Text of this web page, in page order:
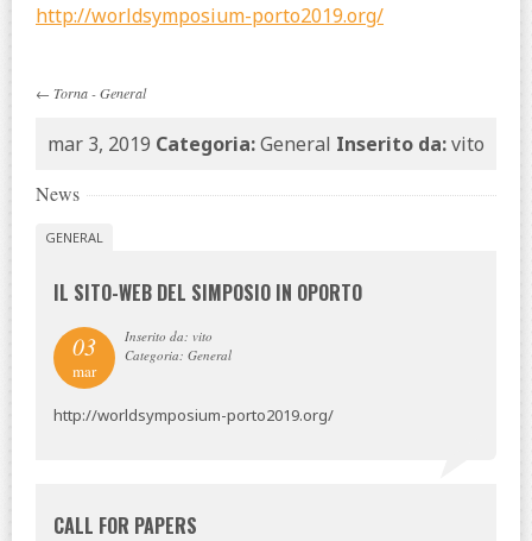
http://worldsymposium-porto2019.org/
← Torna-General
mar 3, 2019 Categoria:General Inserito da:vito
News
GENERAL
IL SITO-WEB DEL SIMPOSIO IN OPORTO
03
mar
Inserito da: vito
Categoria: General
http://worldsymposium-porto2019.org/
CALL FOR PAPERS